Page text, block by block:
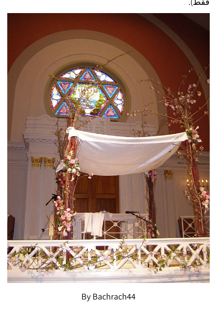
By Bachrach44